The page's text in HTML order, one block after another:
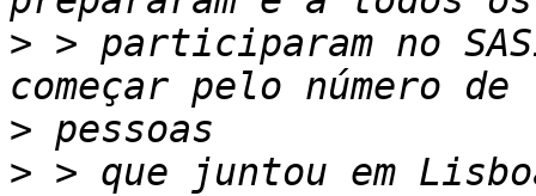
> > participaram no
>
> > que juntou em